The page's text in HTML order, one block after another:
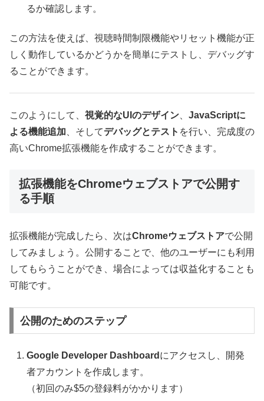
るか確認します。
この方法を使えば、視聴時間制限機能やリセット機能が正
しく動作しているかどうかを簡単にテストし、デバッグす
ることができます。
このようにして、 視覚的なUIのデザイン
JavaScriptに
よる機能追加 、そしてデバッグとテスト を行い、完成度の
高いChrome拡張機能を作成することができます。
拡張機能をChromeウェブストアで公開す
る手順
拡張機能が完成したら、次はChromeウェブストアで公開
してみましょう。公開することで、他のユーザーにも利用
してもらうことができ、場合によっては収益化することも
可能です。
公開のためのステップ
Google Developer Dashboard にアクセスし、開発
者アカウントを作成します。
（初回のみ$5の登録料がかかります）